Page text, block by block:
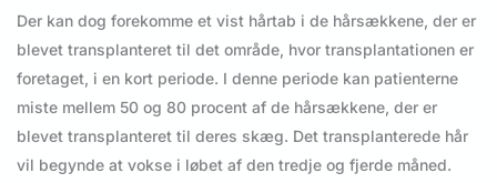
Der kan dog forekomme et vist hårtab i de hårsækkene, der er
blevet transplanteret til det område, hvor transplantationen er
foretaget, i en kort periode. I denne periode kan patienterne
miste mellem 50 og 80 procent af de hårsækkene, der er
blevet transplanteret til deres skæg. Det transplanterede hår
vil begynde at vokse i løbet af den tredje og fjerde måned.